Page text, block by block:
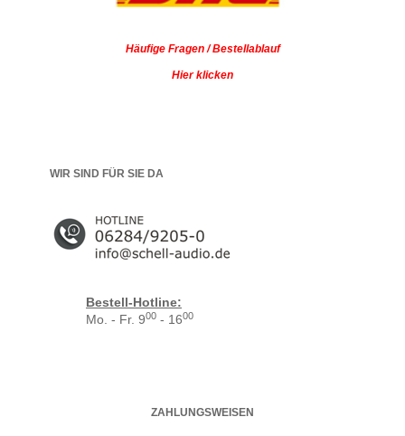
Häufige Fragen / Bestellablauf
Hier klicken
WIR SIND FÜR SIE DA
Bestell-Hotline:
Mo. - Fr. 900 - 1600
ZAHLUNGSWEISEN